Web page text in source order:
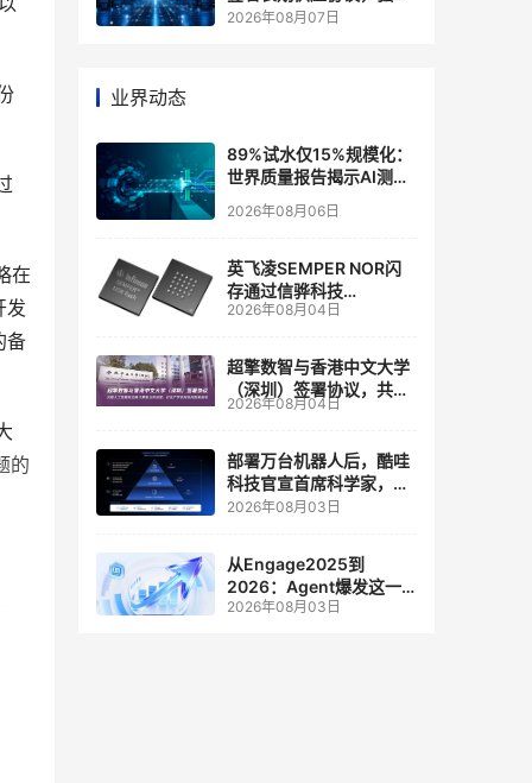
在
发
备
的
一体化人工智能云平台
2026年08月07日
业界动态
89%试水仅15%规模化：
世界质量报告揭示AI测
试"落地鸿沟"
2026年08月06日
英飞凌SEMPER NOR闪
存通过信骅科技
AST2700 BMC认证，全
管理
2026年08月04日
超擎数智与香港中文大学
（深圳）签署协议，共建
人工智能和边缘计算联合
2026年08月04日
部署万台机器人后，酷哇
科技官宣首席科学家，要
让世界模型交付生产力
2026年08月03日
从Engage2025到
2026：Agent爆发这一
年，AI CRM 走到哪了
2026年08月03日